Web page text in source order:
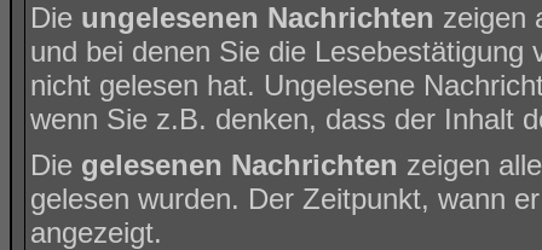
Die ungelesenen Nachrichten zeigen
und bei denen Sie die
nicht gelesen hat. Ungelesene
wenn Sie z.B. denken, dass der Inhalt
Die gelesenen Nachrichten zeigen
gelesen wurden. Der Zeitpunkt, wann
angezeigt.